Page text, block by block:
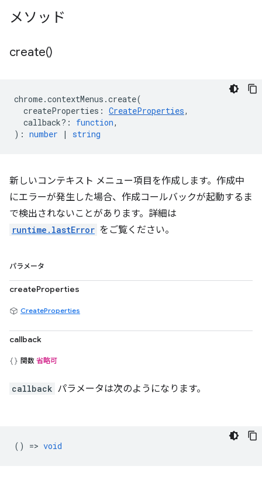
メソッド
create()
chrome.contextMenus .create(
createProperties : CreateProperties,
callback? : function,
) : number | string
新しいコンテキスト メニュー項目を作成します。作成中
にエラーが発生した場合、作成コールバックが起動するま
で検出されないことがあります。詳細は
runtime.lastError をご覧ください。
パラメータ
createProperties
CreateProperties
callback
関数 省略可
callback パラメータは次のようになります。
() => void